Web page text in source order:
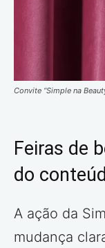
Convite “Simple na
Feiras de
do
A ação da
mudança